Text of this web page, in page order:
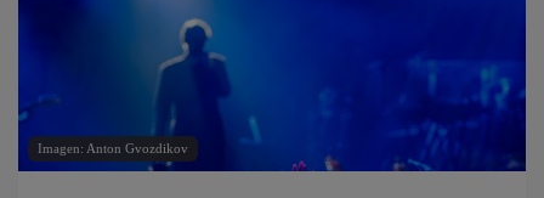
Imagen: Anton Gvozdikov